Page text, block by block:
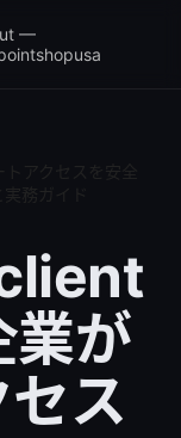
—
業が
ス